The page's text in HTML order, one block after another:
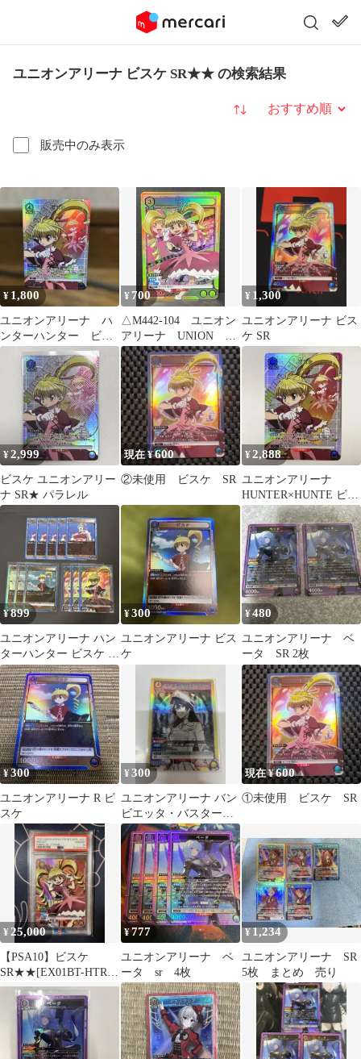
ユニオンアリーナ ビスケ SR★★ の検索結果
販売中のみ表示
並び替え
¥ 1,800
ユニオンアリーナ ハ
ンターハンター ビス
ケ SR パラレル 星1
¥ 700
△M442-104 ユニオン
アリーナ UNION
ARENA ビスケ SR
EX01BT HTR-2-021
¥ 1,300
ユニオンアリーナ ビス
ケ SR
¥2,999
ビスケ ユニオンアリー
ナ SR★ パラレル
現在 ¥600
②未使用 ビスケ SR
¥2,888
ユニオンアリーナ
HUNTER×HUNTE ビス
ケ SR★ 星1 パラレル
¥899
ユニオンアリーナ ハン
ターハンター ビスケ ま
とめ売り 11枚セッㅇ
¥300
ユニオンアリーナ ビス
ケ
¥480
ユニオンアリーナ ベ
ータ SR 2枚
¥300
ユニオンアリーナ R ビ
スケ
¥300
ユニオンアリーナ バン
ビエッタ・バスターバ
イン SR
現在 ¥600
①未使用 ビスケ SR
¥ 25,000
【PSA10】ビスケ
SR★★[EX01BT-HTR-
2-021] パラレル
¥777
ユニオンアリーナ ベ
ータ sr 4枚
¥1,234
ユニオンアリーナ SR
5枚 まとめ 売り